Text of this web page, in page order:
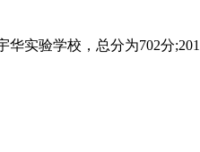
实验学校，总分为702分